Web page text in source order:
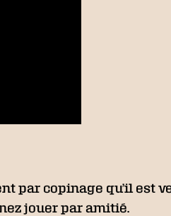
par copinage qu’il est
jouer par amitié.